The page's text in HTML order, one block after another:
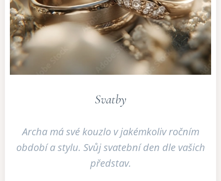
Svatby
Archa má své kouzlo v jakémkoliv ročním
období a stylu. Svůj svatební den dle vašich
představ.